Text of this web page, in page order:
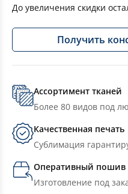
До увеличения скидки
Получить
Ассортимент тканей
Более 80 видов под
Качественная печать
Сублимация
Оперативный пошив
Изготовление под